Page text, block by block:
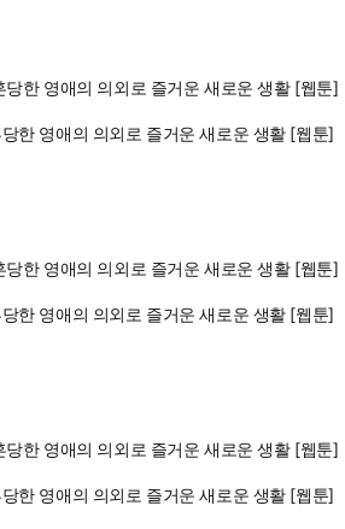
당한 영애의 의외로 즐거운 새로운 생활 [웹툰]
한 영애의 의외로 즐거운 새로운 생활 [웹툰]
당한 영애의 의외로 즐거운 새로운 생활 [웹툰]
한 영애의 의외로 즐거운 새로운 생활 [웹툰]
당한 영애의 의외로 즐거운 새로운 생활 [웹툰]
한 영애의 의외로 즐거운 새로운 생활 [웹툰]